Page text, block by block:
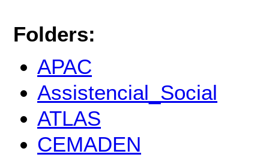
Folders:
APAC
Assistencial_Social
ATLAS
CEMADEN